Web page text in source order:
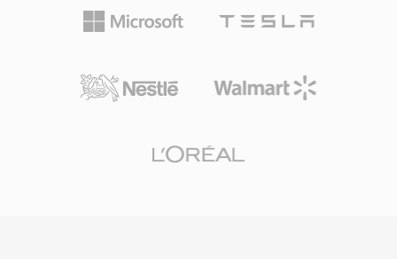
современные форматы с помощью SoX,
утилит для Psion. Хотя формат — продукт
эпохи карманных компьютеров начала 1990-
из первых форматов аудиозаписи,
профессионального архивирования.
Скорость обработки — одна из
быстро кодирует и декодирует без высоких
Файловая структура поддерживает